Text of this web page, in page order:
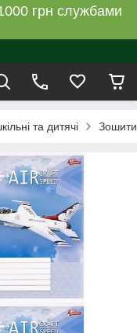
грн службами
та дитячі Зошити